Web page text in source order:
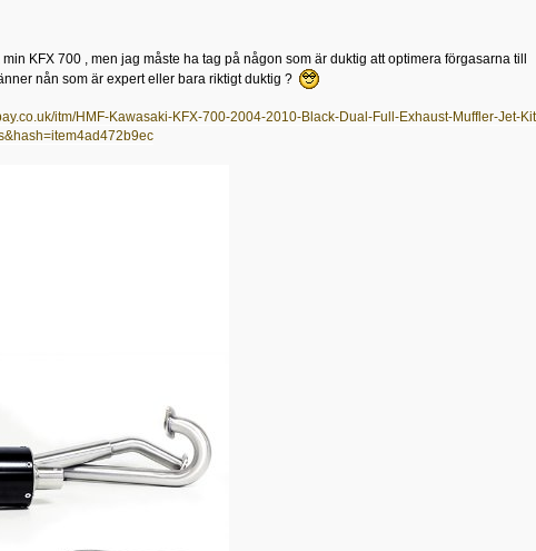
KFX 700 , men jag måste ha tag på någon som är duktig att optimera förgasarna till
nån som är expert eller bara riktigt duktig ?
itm/HMF-Kawasaki-KFX-700-2004-2010-Black-Dual-Full-Exhaust-Muffler-Jet-